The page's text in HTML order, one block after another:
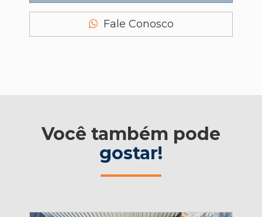
Fale Conosco
Você também pode
gostar!